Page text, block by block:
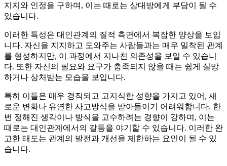
지지와 인정을 구하며, 이는 때로는 상대방에게 부담이 될 수
있습니다.
이러한 특성은 대인관계의 질적 측면에서 복잡한 양상을 보입
니다. 자신을 지지하고 도와주는 사람들과는 매우 밀착된 관계
를 형성하지만, 이 과정에서 지나친 의존성을 보일 수 있습니
다. 또한 자신의 필요와 요구가 충족되지 않을 때는 쉽게 실망
하거나 상처받는 모습을 보입니다.
특히 이들은 매우 경직되고 고지식한 성향을 가지고 있어, 새
로운 변화나 유연한 사고방식을 받아들이기 어려워합니다. 한
번 정해진 생각이나 방식을 고수하려는 경향이 강하며, 이는
때로는 대인관계에서의 갈등을 야기할 수 있습니다. 이러한 완
고한 태도는 관계의 발전과 개선을 제한하는 요인이 될 수 있
습니다.